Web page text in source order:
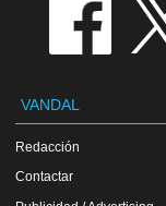
VANDAL
Redacción
Contactar